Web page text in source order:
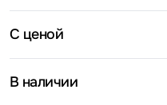
С ценой
В наличии